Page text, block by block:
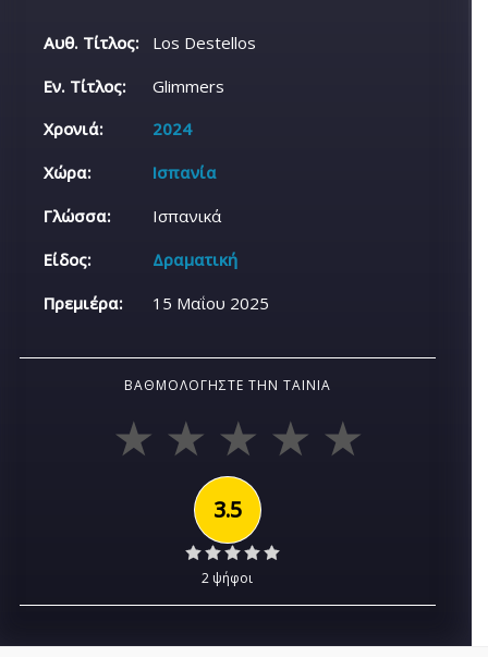
Αυθ. Τίτλος:
Los Destellos
Εν. Τίτλος:
Glimmers
Χρονιά:
2024
Χώρα:
Ισπανία
Γλώσσα:
Ισπανικά
Είδος:
Δραματική
Πρεμιέρα:
15 Μαΐου 2025
ΒΑΘΜΟΛΟΓΉΣΤΕ ΤΗΝ ΤΑΙΝΊΑ
3.5
2 ψήφοι